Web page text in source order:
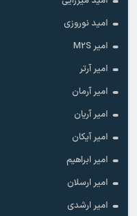
امید نوروزی
امیر M2S
امیر آرتر
امیر آرمان
امیر آریان
امیر آیکان
امیر ابراهیم
امیر ارسلان
امیر ارشدی